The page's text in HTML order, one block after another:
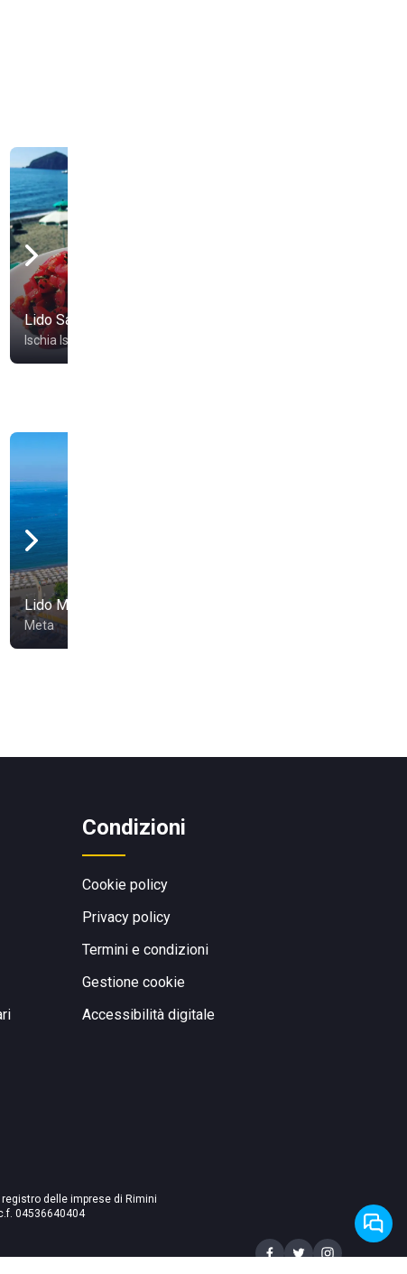
Lido Sammy
Ischia Isola
Lido Marinella
Meta
Condizioni
Cookie policy
Privacy policy
Termini e condizioni
Gestione cookie
Accessibilità digitale
delle imprese di Rimini
04536640404